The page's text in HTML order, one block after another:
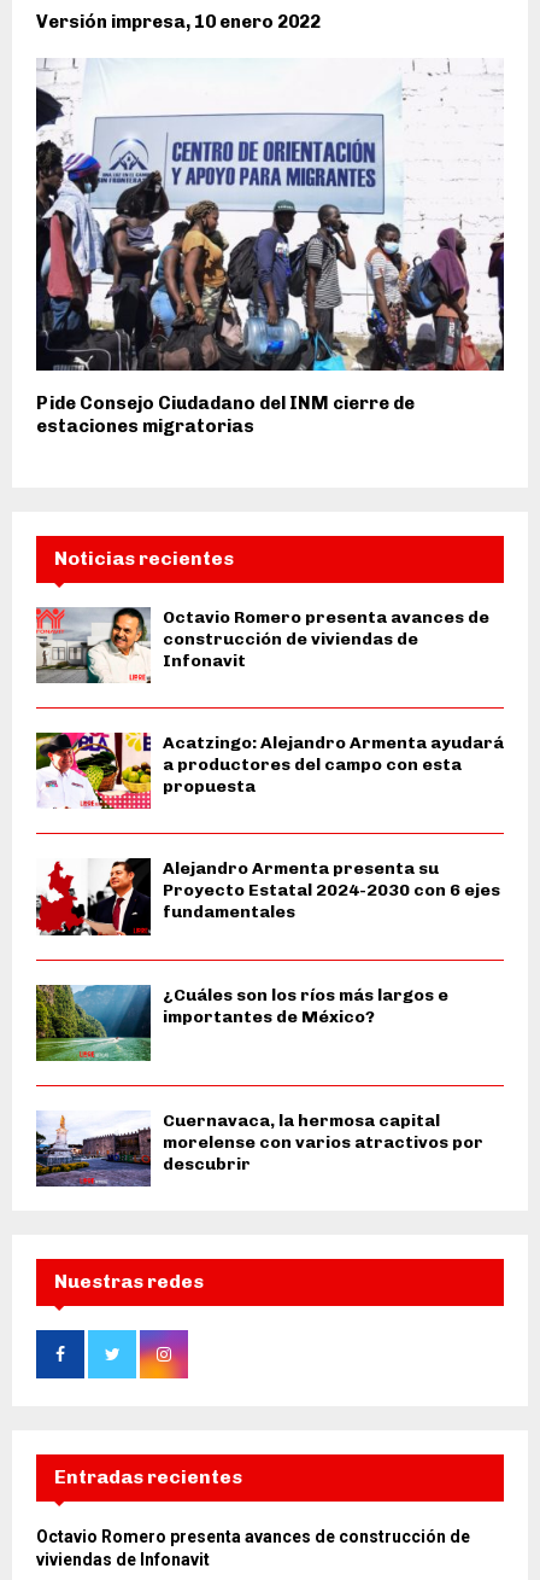
Versión impresa, 10 enero 2022
Pide Consejo Ciudadano del INM cierre de
estaciones migratorias
Noticias recientes
Octavio Romero presenta avances de
construcción de viviendas de
Infonavit
Acatzingo: Alejandro Armenta ayudará
a productores del campo con esta
propuesta
Alejandro Armenta presenta su
Proyecto Estatal 2024-2030 con 6 ejes
fundamentales
¿Cuáles son los ríos más largos e
importantes de México?
Cuernavaca, la hermosa capital
morelense con varios atractivos por
descubrir
Nuestras redes
Entradas recientes
Octavio Romero presenta avances de construcción de
viviendas de Infonavit